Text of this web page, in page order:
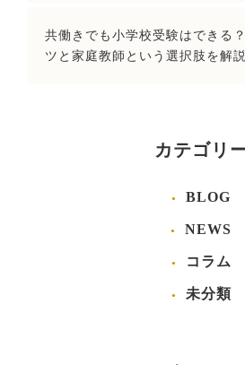
共働きでも小学校受験はできる
ツと家庭教師という選択肢を解説
カテゴリ
BLOG
NEWS
コラム
未分類